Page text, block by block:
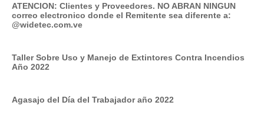
ATENCION: Clientes y Proveedores. NO ABRAN NINGUN
correo electronico donde el Remitente sea diferente a:
@widetec.com.ve
Taller Sobre Uso y Manejo de Extintores Contra Incendios
Año 2022
Agasajo del Día del Trabajador año 2022